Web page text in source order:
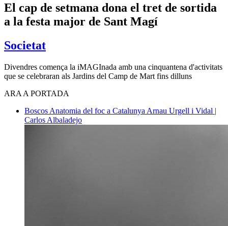
​El cap de setmana dona el tret de sortida
a la festa major de Sant Magí
Societat
Divendres comença la iMAGInada amb una cinquantena d'activitats
que se celebraran als Jardins del Camp de Mart fins dilluns
ARA A PORTADA
Boscos Anatomia del foc a Catalunya Arnau Urgell i Vidal |
Carlos Albaladejo